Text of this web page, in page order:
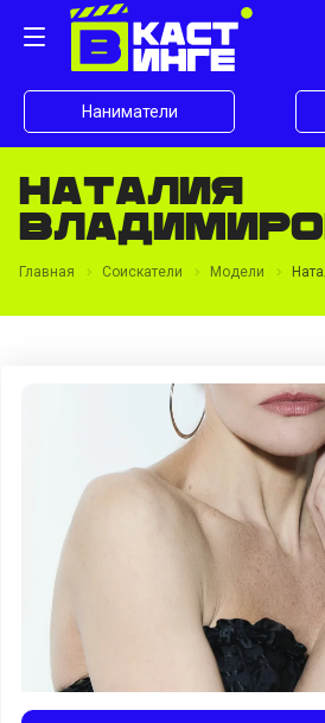
Наниматели
Наталия
Главная Соискатели Модели